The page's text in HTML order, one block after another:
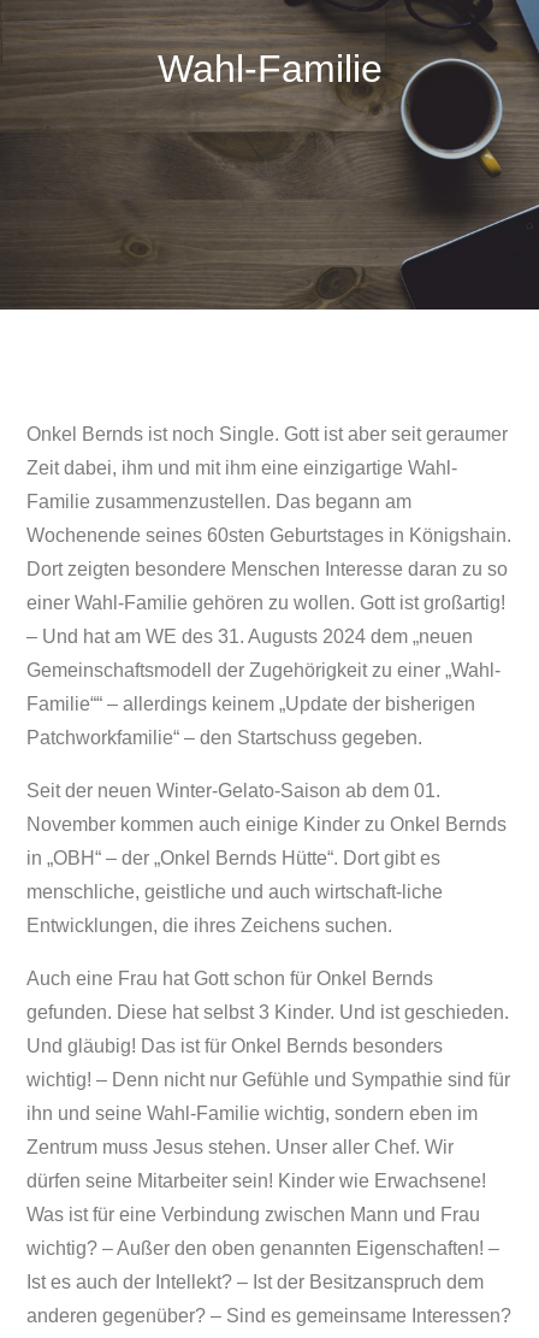
Wahl-Familie
Onkel Bernds ist noch Single. Gott ist aber seit geraumer
Zeit dabei, ihm und mit ihm eine einzigartige Wahl-
Familie zusammenzustellen. Das begann am
Wochenende seines 60sten Geburtstages in Königshain.
Dort zeigten besondere Menschen Interesse daran zu so
einer Wahl-Familie gehören zu wollen. Gott ist großartig!
– Und hat am WE des 31. Augusts 2024 dem „neuen
Gemeinschaftsmodell der Zugehörigkeit zu einer „Wahl-
Familie““ – allerdings keinem „Update der bisherigen
Patchworkfamilie“ – den Startschuss gegeben.
Seit der neuen Winter-Gelato-Saison ab dem 01.
November kommen auch einige Kinder zu Onkel Bernds
in „OBH“ – der „Onkel Bernds Hütte“. Dort gibt es
menschliche, geistliche und auch wirtschaft-liche
Entwicklungen, die ihres Zeichens suchen.
Auch eine Frau hat Gott schon für Onkel Bernds
gefunden. Diese hat selbst 3 Kinder. Und ist geschieden.
Und gläubig! Das ist für Onkel Bernds besonders
wichtig! – Denn nicht nur Gefühle und Sympathie sind für
ihn und seine Wahl-Familie wichtig, sondern eben im
Zentrum muss Jesus stehen. Unser aller Chef. Wir
dürfen seine Mitarbeiter sein! Kinder wie Erwachsene!
Was ist für eine Verbindung zwischen Mann und Frau
wichtig? – Außer den oben genannten Eigenschaften! –
Ist es auch der Intellekt? – Ist der Besitzanspruch dem
anderen gegenüber? – Sind es gemeinsame Interessen?